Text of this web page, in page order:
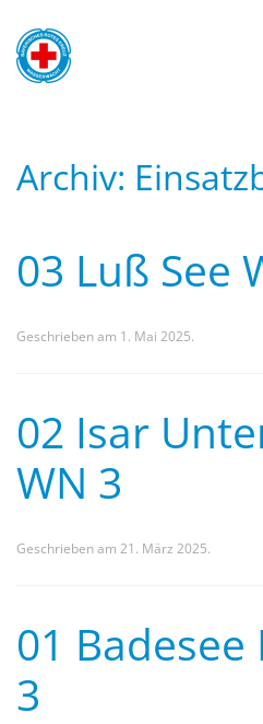
Zum Hauptinhalt springen
Archiv:
03 Luß See
Geschrieben am 1. Mai 2025.
02 Isar
WN 3
Geschrieben am 21. März 2025.
01 Badesee
3